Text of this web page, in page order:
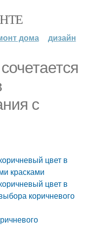
дома дизайн
с
цвет в
красками
цвет в
коричневого